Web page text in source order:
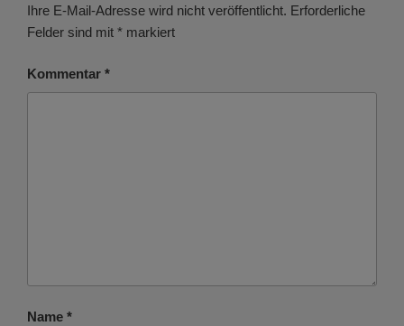
Ihre E-Mail-Adresse wird nicht veröffentlicht. Erforderliche
Felder sind mit * markiert
Kommentar *
Name *